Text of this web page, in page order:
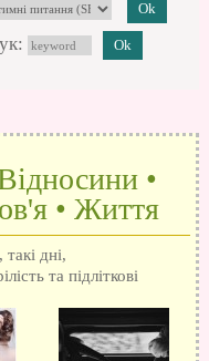
•
• Життя
дні,
та підліткові